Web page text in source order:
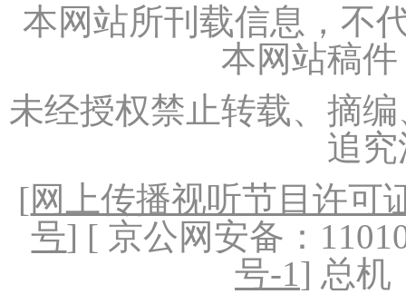
本网站所刊载信息，不
本网站稿
未经授权禁止转载、摘
追
[网上传播视听节目许可
号] [ 京公网安备：
号-1] 总机